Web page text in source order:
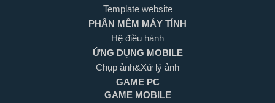
Template website
PHẦN MỀM MÁY TÍNH
Hệ điều hành
ỨNG DỤNG MOBILE
Chụp ảnh&Xứ lý ảnh
GAME PC
GAME MOBILE